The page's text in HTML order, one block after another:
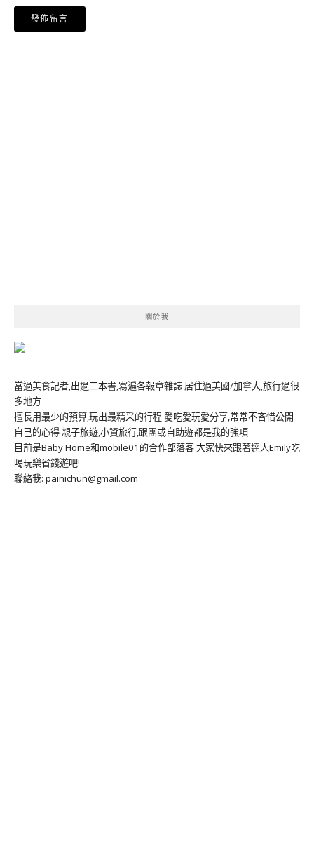
關於我
當過美食記者,出過二本書,寫遍各報章雜誌 居住過美國/加拿大,旅行過很
多地方
擅長用最少的預算,玩出最精采的行程 愛吃愛玩愛分享,常常不吝惜公開
自己的心得 親子旅遊,小資旅行,跟團或自助遊都是我的強項
目前是Baby Home和mobile01的合作部落客 大家快來跟著達人Emily吃
喝玩樂省錢遊吧!
聯絡我: painichun@gmail.com